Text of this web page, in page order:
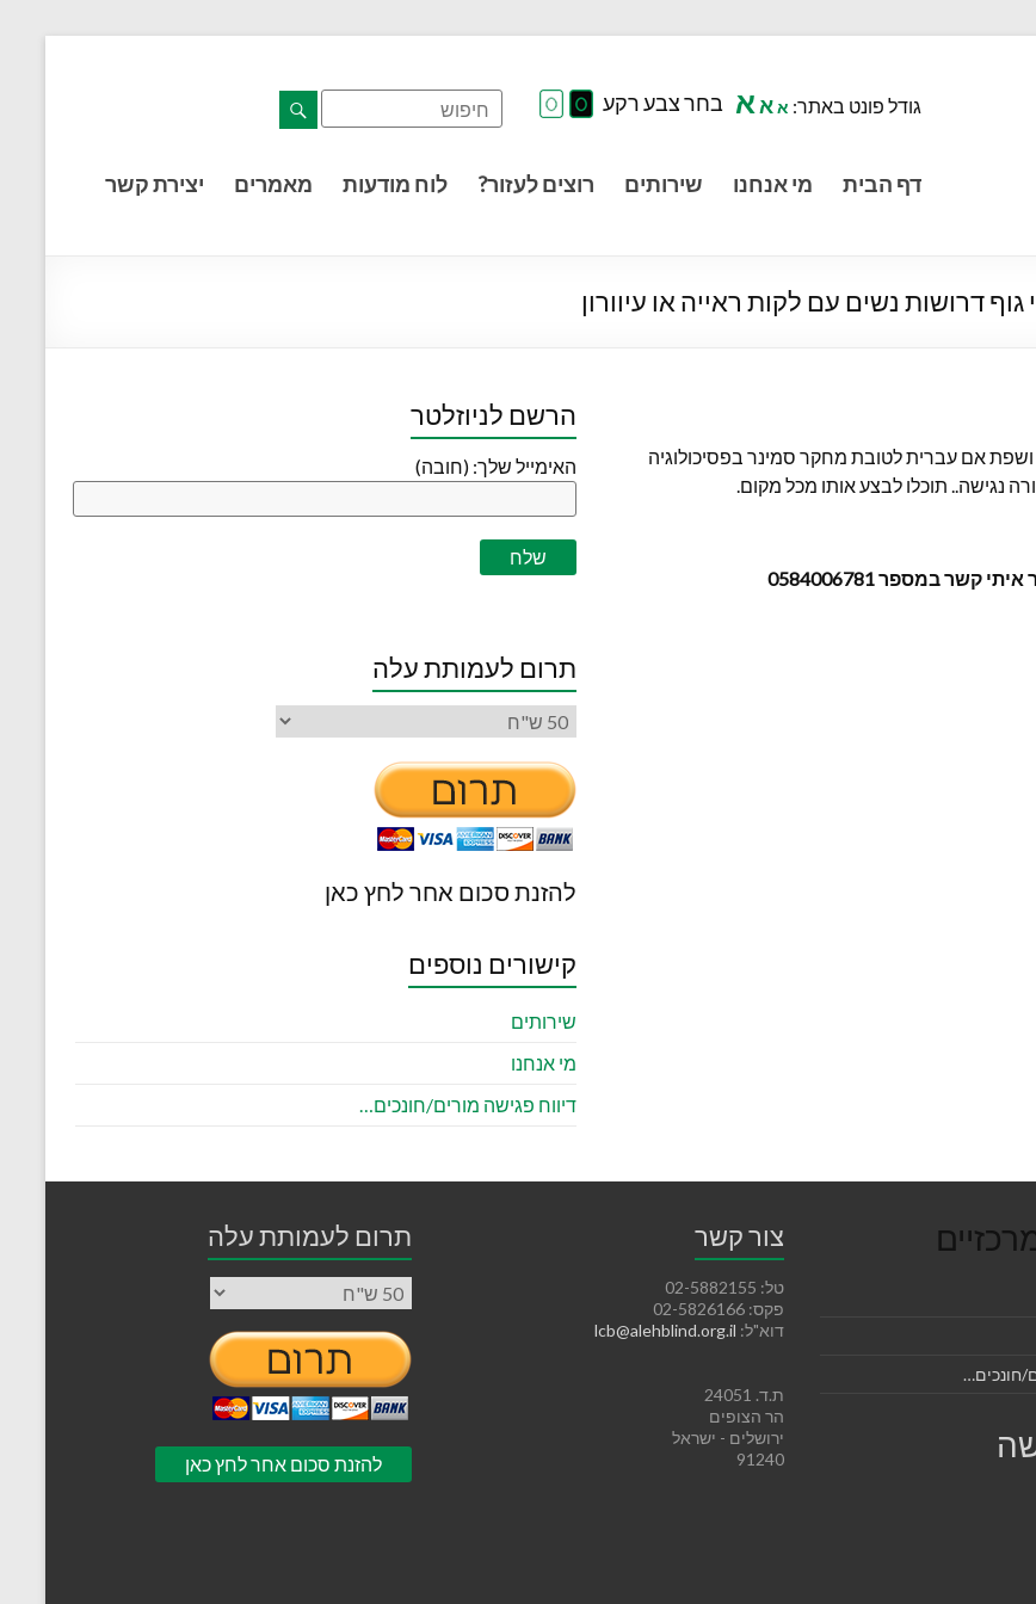
בחר צבע רקע גודל פונט באתר: אאא
דף הבית מי אנחנו שירותים רוצים לעזור? לוח מודעות מאמרים יצירת קשר
דרושות נשים עם לקות ראייה או עיוורון
ושפת אם עברית לטובת מחקר סמינר בפסיכולוגיה
נגישה.. תוכלו לבצע אותו מכל מקום.
במספר 0584006781
הרשם לניוזלטר
האימייל שלך: (חובה)
תרום לעמותת עלה
להזנת סכום אחר לחץ כאן
קישורים נוספים
שירותים
מי אנחנו
דיווח פגישה מורים/חונכים…
חונכים…
צור קשר
טל: 02-5882155
פקס: 02-5826166
דוא"ל:
ת.ד. 24051
הר הצופים
ירושלים - ישראל
91240
תרום לעמותת עלה